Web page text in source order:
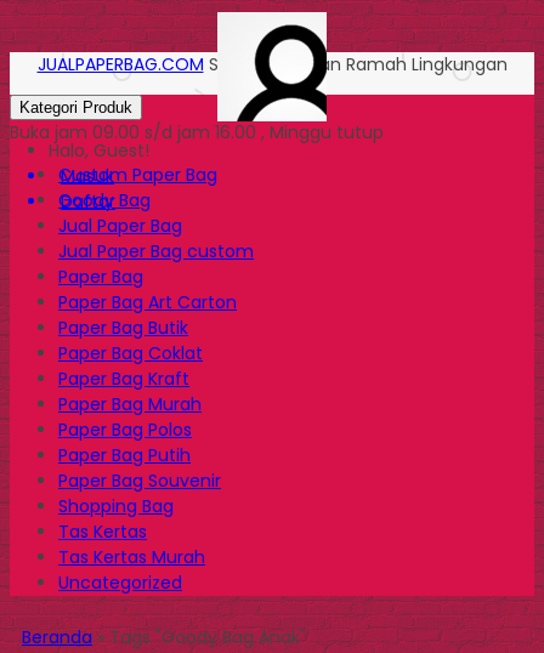
Halo, Guest!
Masuk
Daftar
JUALPAPERBAG.COM Solusi Kemasan Ramah Lingkungan
Kategori Produk
Buka jam 09.00 s/d jam 16.00 , Minggu tutup
Custom Paper Bag
Goody Bag
Jual Paper Bag
Jual Paper Bag custom
Paper Bag
Paper Bag Art Carton
Paper Bag Butik
Paper Bag Coklat
Paper Bag Kraft
Paper Bag Murah
Paper Bag Polos
Paper Bag Putih
Paper Bag Souvenir
Shopping Bag
Tas Kertas
Tas Kertas Murah
Uncategorized
Beranda»Tags "Goody Bag Anak"